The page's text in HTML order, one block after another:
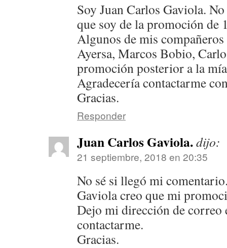
Soy Juan Carlos Gaviola.
que soy de la promoción de
Algunos de mis
Ayersa, Marcos Bobio,
promoción posterior a la
Agradecería contactarme
Gracias.
Responder
Juan Carlos Gaviola.dijo:
21 septiembre, 2018 en 20:35
No sé si llegó mi
Gaviola creo que mi
Dejo mi dirección de correo
contactarme.
Gracias.